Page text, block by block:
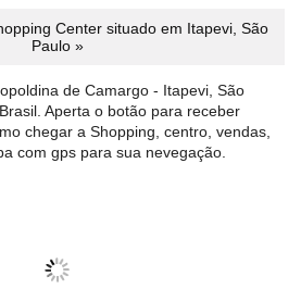
Center situado em Itapevi, São
Paulo »
de Camargo - Itapevi, São
Aperta o botão para receber
chegar a Shopping, centro, vendas,
com gps para sua nevegação.